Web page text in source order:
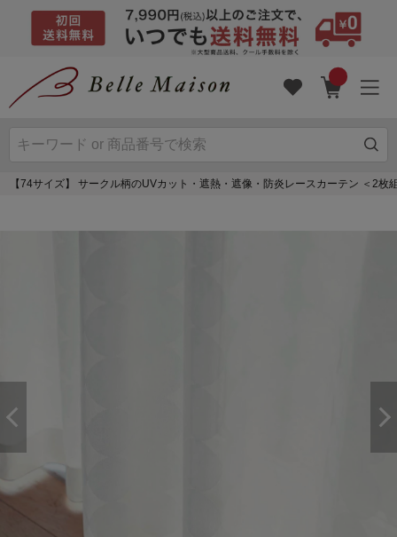
【74サイズ】 サークル柄のUVカット・遮熱・遮像・防炎レースカーテン ＜2枚